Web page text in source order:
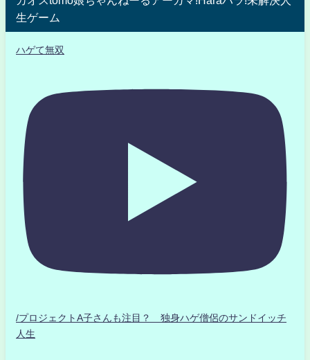
生ゲーム
ハゲて無双
/プロジェクトA子さんも注目？ 独身ハゲ僧侶のサンドイッチ
人生